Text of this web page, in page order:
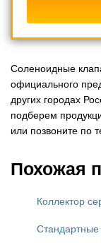
Соленоидные
официального
других городах
подберем
или позвоните по
Похожая
Коллектор